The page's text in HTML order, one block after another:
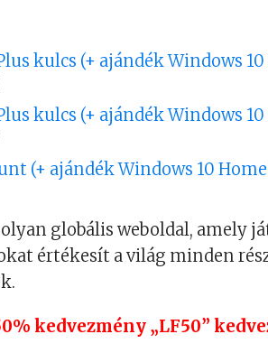
kulcs (+ ajándék Windows
kulcs (+ ajándék Windows
(+ ajándék Windows 10
globális weboldal, amely
értékesít a világ minden
kedvezmény „LF50”